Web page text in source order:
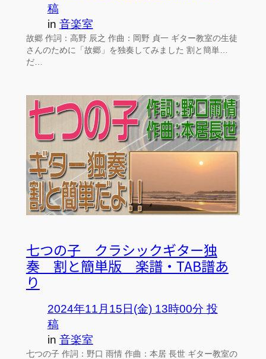
稿
in 音楽室
故郷 作詞：高野 辰之 作曲：岡野 貞一 ギター教室の生徒
さんのために「故郷」を独奏してみました 割と簡単…
だ…
七つの子 クラシックギター独
奏 割と簡単版 楽譜・TAB譜あ
り
2024年11月15日(金) 13時00分 投
稿
in 音楽室
七つの子 作詞：野口 雨情 作曲：本居 長世 ギター教室の